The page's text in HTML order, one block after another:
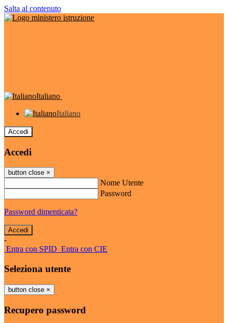
Salta al contenuto
Italiano
Italiano
Accedi
Accedi
button close ×
Nome Utente
Password
Password dimenticata?
-
Entra con SPID Entra con CIE
Seleziona utente
button close ×
Recupero password